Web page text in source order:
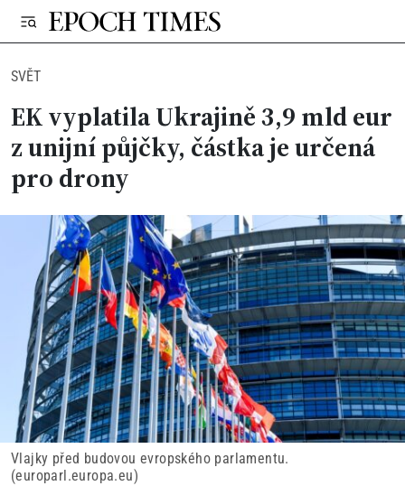
SVĚT
EK vyplatila Ukrajině 3,9 mld eur
z unijní půjčky, částka je určená
pro drony
Vlajky před budovou evropského parlamentu.
(europarl.europa.eu)